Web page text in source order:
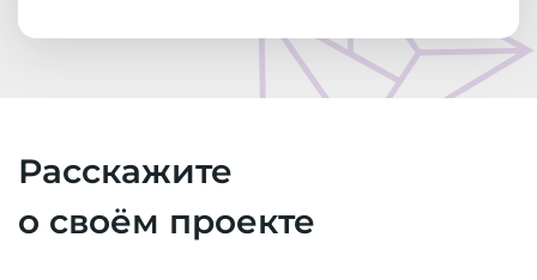
Расскажите
о своём проекте